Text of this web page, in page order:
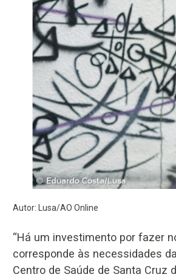
Autor: Lusa/AO Online
“Há um investimento por fazer
corresponde às necessidades
Centro de Saúde de Santa Cruz